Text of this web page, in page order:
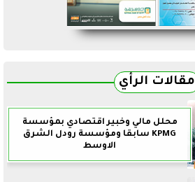
مقالات الرأي
محلل مالي وخبير اقتصادي بمؤسسة
KPMG سابقا ومؤسسة رودل الشرق
الاوسط